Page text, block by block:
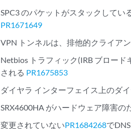
SPC3 のパケットがスタックして
PR1671649
VPN トンネルは、排他的クライア
Netbios トラフィック(IRB ブロー
される PR1675853
ダイヤラ インターフェイス上のダ
SRX4600HA がハードウェア障害
変更されていないPR1684268で